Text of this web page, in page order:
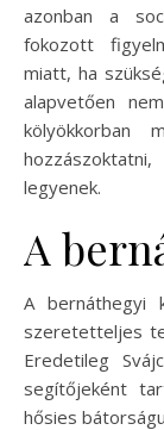
azonban a
fokozott
miatt, ha
alapvetően
kölyökkorban
legyenek.
A
A bernáthegyi
szeretetteljes
Eredetileg
segítőjeként
hősies